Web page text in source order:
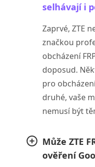
selhávají i
Zaprvé, ZTE
značkou
obcházení
doposud.
pro
druhé, vaše
nemusí být
Může ZTE
ověření